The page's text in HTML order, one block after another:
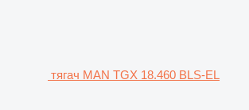
тягач MAN TGX 18.460 BLS-EL